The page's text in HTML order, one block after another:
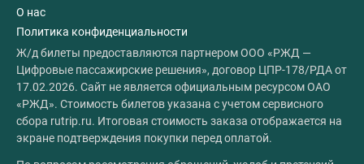
О нас
Политика конфиденциальности
Ж/д билеты предоставляются партнером ООО «РЖД —
Цифровые пассажирские решения», договор ЦПР-178/РДА от
17.02.2026. Сайт не является официальным ресурсом ОАО
«РЖД». Стоимость билетов указана с учетом сервисного
сбора rutrip.ru. Итоговая стоимость заказа отображается на
экране подтверждения покупки перед оплатой.